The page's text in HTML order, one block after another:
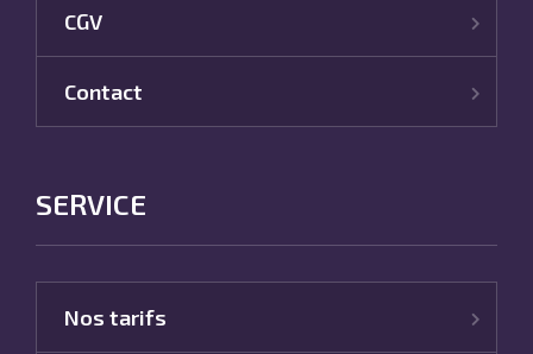
CGV
Contact
SERVICE
Nos tarifs